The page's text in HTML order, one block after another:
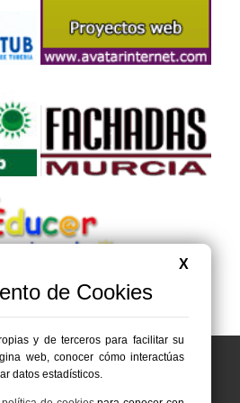
Noticias
X
de Cookies
y de terceros para facilitar su
web, conocer cómo interactúas
datos estadísticos.